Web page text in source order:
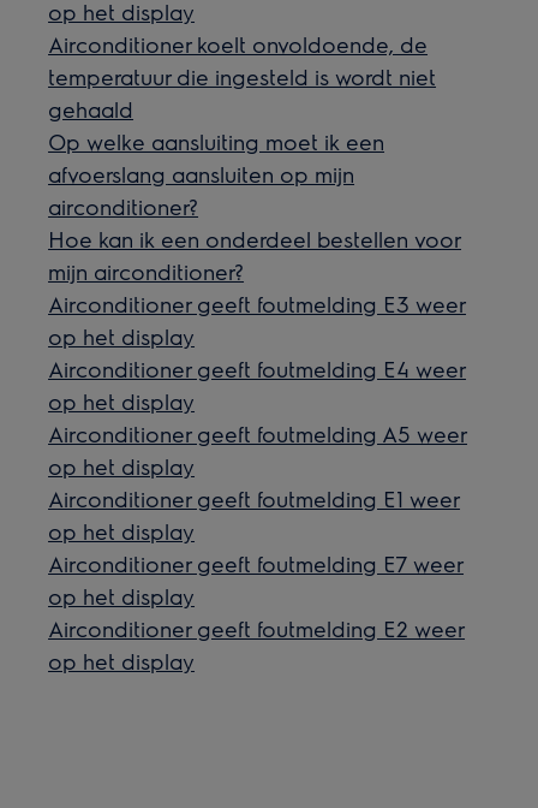
op het display
Airconditioner koelt onvoldoende, de
temperatuur die ingesteld is wordt niet
gehaald
Op welke aansluiting moet ik een
afvoerslang aansluiten op mijn
airconditioner?
Hoe kan ik een onderdeel bestellen voor
mijn airconditioner?
Airconditioner geeft foutmelding E3 weer
op het display
Airconditioner geeft foutmelding E4 weer
op het display
Airconditioner geeft foutmelding A5 weer
op het display
Airconditioner geeft foutmelding E1 weer
op het display
Airconditioner geeft foutmelding E7 weer
op het display
Airconditioner geeft foutmelding E2 weer
op het display